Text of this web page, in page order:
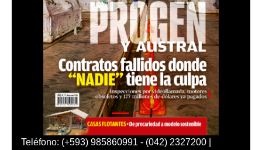
Teléfono: (+593) 985860991 - (042) 2327200 |